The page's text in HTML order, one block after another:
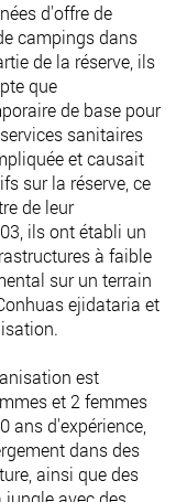
d'offre de
campings dans
de la réserve, ils
que
de base pour
sanitaires
et causait
sur la réserve, ce
de leur
ils ont établi un
à faible
sur un terrain
ejidataria et
est
et 2 femmes
ans d'expérience,
dans des
ainsi que des